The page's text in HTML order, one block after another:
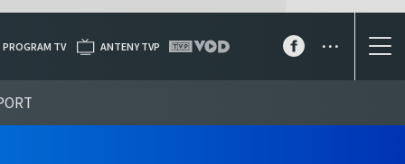
PROGRAM TV ANTENY TVP ...